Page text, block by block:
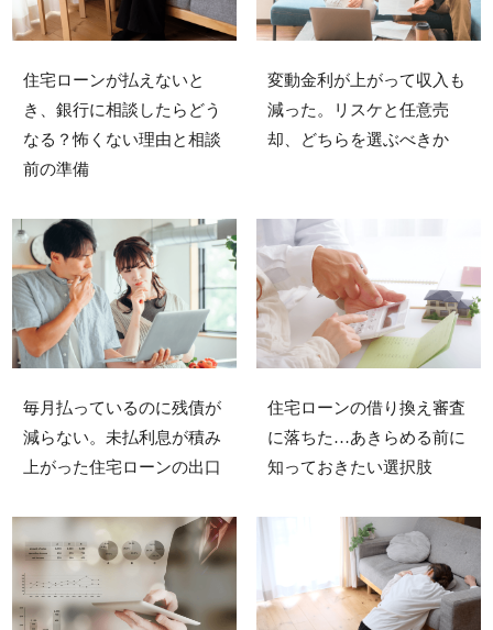
住宅ローンが払えないと
き、銀行に相談したらどう
なる？怖くない理由と相談
前の準備
変動金利が上がって収入も
減った。リスケと任意売
却、どちらを選ぶべきか
毎月払っているのに残債が
減らない。未払利息が積み
上がった住宅ローンの出口
住宅ローンの借り換え審査
に落ちた…あきらめる前に
知っておきたい選択肢